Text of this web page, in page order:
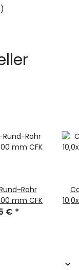
Rohr
mm CFK
€ *